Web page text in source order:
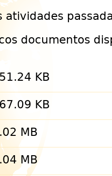
atividades
documentos
KB
KB
MB
MB